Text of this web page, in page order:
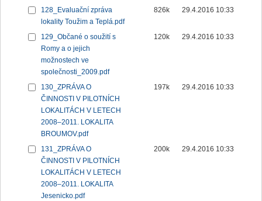
128_Evaluační zpráva
lokality Toužim a Teplá.pdf
826k 29.4.2016 10:33
129_Občané o soužití s
Romy a o jejich
možnostech ve
společnosti_2009.pdf
120k 29.4.2016 10:33
130_ZPRÁVA O
ČINNOSTI V PILOTNÍCH
LOKALITÁCH V LETECH
2008–2011. LOKALITA
BROUMOV.pdf
197k 29.4.2016 10:33
131_ZPRÁVA O
ČINNOSTI V PILOTNÍCH
LOKALITÁCH V LETECH
2008–2011. LOKALITA
Jesenicko.pdf
200k 29.4.2016 10:33